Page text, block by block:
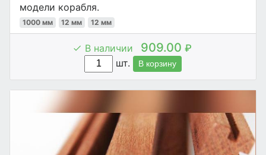
модели корабля.
1000 мм 12 мм 12 мм
В наличии 909.00 ₽
шт.
В корзину